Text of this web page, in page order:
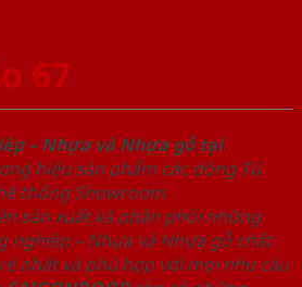
67
– Nhựa và Nhựa gỗ tại
hiệu sản phẩm các dòng Tủ
thống Showroom
sản xuất và phân phối những
nghiêp – Nhựa và Nhựa gỗ chất
nhất và phù hợp với mọi nhu cầu